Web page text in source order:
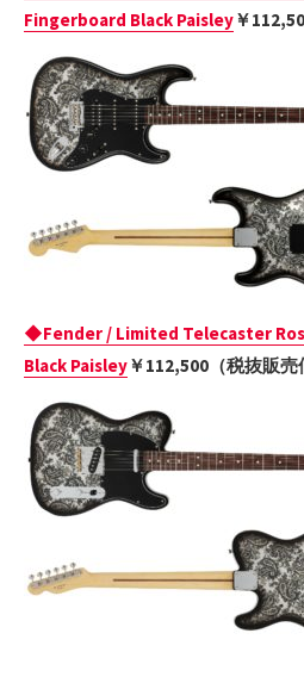
Fingerboard Black Paisley￥
◆Fender / Limited Telecaster
Black Paisley￥112,500（税抜販売